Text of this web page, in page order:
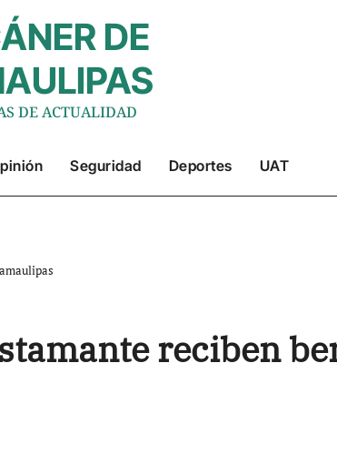
DE
DE ACTUALIDAD
Seguridad Deportes UAT
reciben